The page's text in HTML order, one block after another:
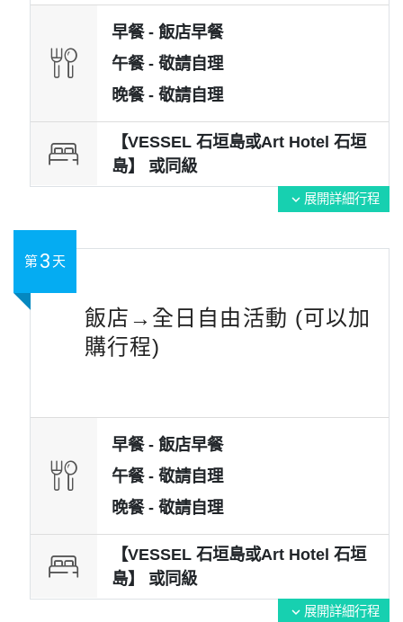
早餐 - 飯店早餐
午餐 - 敬請自理
晚餐 - 敬請自理
【VESSEL 石垣島或Art Hotel 石垣
島】 或同級
expand_more 展開詳細行程
第3 天
飯店→全日自由活動 (可以加
購行程)
早餐 - 飯店早餐
午餐 - 敬請自理
晚餐 - 敬請自理
【VESSEL 石垣島或Art Hotel 石垣
島】 或同級
expand_more 展開詳細行程